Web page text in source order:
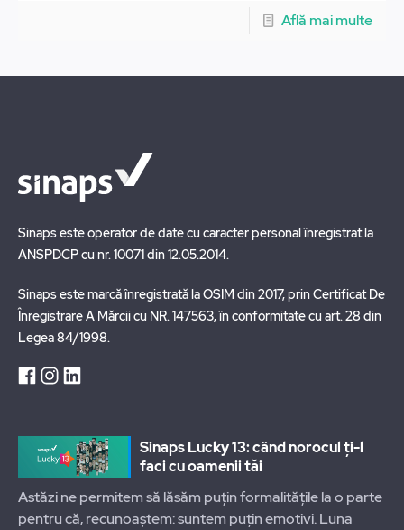
Află mai multe
Sinaps este operator de date cu caracter personal înregistrat la
ANSPDCP cu nr. 10071 din 12.05.2014.
Sinaps este marcă înregistrată la OSIM din 2017, prin Certificat De
Înregistrare A Mărcii cu NR. 147563, în conformitate cu art. 28 din
Legea 84/1998.
Sinaps Lucky 13: când norocul ți-l
faci cu oamenii tăi
Astăzi ne permitem să lăsăm puțin formalitățile la o parte
pentru că, recunoaștem: suntem puțin emotivi. Luna